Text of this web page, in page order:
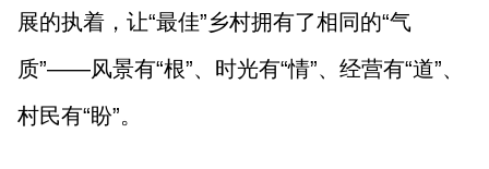
展的执着，让“最佳”乡村拥有了相同的“气
质”——风景有“根”、时光有“情”、经营有“道”、
村民有“盼”。